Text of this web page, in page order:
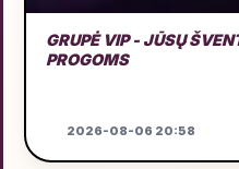
GRUPĖ VIP - JŪSŲ
PROGOMS
2026-08-06 20:58